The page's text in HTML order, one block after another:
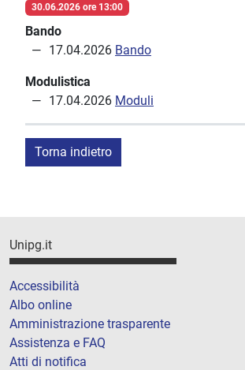
30.06.2026 ore 13:00
Bando
17.04.2026 Bando
Modulistica
17.04.2026 Moduli
Torna indietro
Unipg.it
Accessibilità
Albo online
Amministrazione trasparente
Assistenza e FAQ
Atti di notifica